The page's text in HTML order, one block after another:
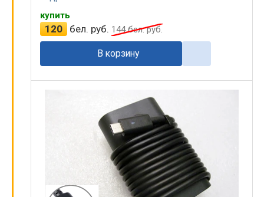
купить
120 бел. руб. 144бел. руб.
В корзину